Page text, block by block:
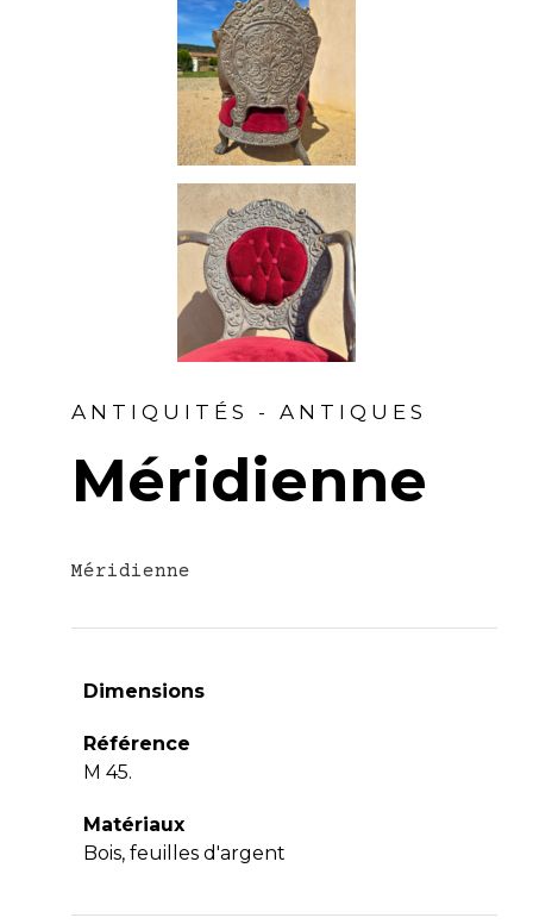
ANTIQUITÉS - ANTIQUES
Méridienne
Méridienne
Dimensions
Référence
M 45.
Matériaux
Bois, feuilles d'argent